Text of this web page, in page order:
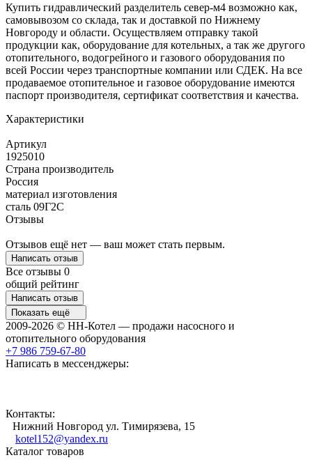
Купить гидравлический разделитель север-м4 возможно как,
самовывозом со склада, так и доставкой по Нижнему
Новгороду и области. Осуществляем отправку такой
продукции как, оборудование для котельных, а так же другого
отопительного, водогрейного и газового оборудования по
всей России через транспортные компании или СДЕК. На все
продаваемое отопительное и газовое оборудование имеются
паспорт производителя, сертификат соответствия и качества.
Характеристики
Артикул
1925010
Страна производитель
Россия
материал изготовления
сталь 09Г2С
Отзывы
Отзывов ещё нет — ваш может стать первым.
Написать отзыв
Все отзывы 0
общий рейтинг
Написать отзыв
Показать ещё
2009-2026 © НН-Котел — продажи насосного и
отопительного оборудования
+7 986 759-67-80
Написать в мессенджеры:
Контакты:
Нижний Новгород ул. Тимирязева, 15
kotel152@yandex.ru
Каталог товаров